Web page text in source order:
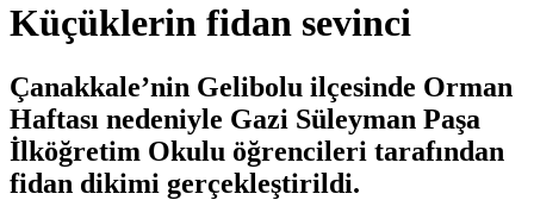
Küçüklerin fidan sevinci
Çanakkale’nin Gelibolu ilçesinde Orman
Haftası nedeniyle Gazi Süleyman Paşa
İlköğretim Okulu öğrencileri tarafından
fidan dikimi gerçekleştirildi.